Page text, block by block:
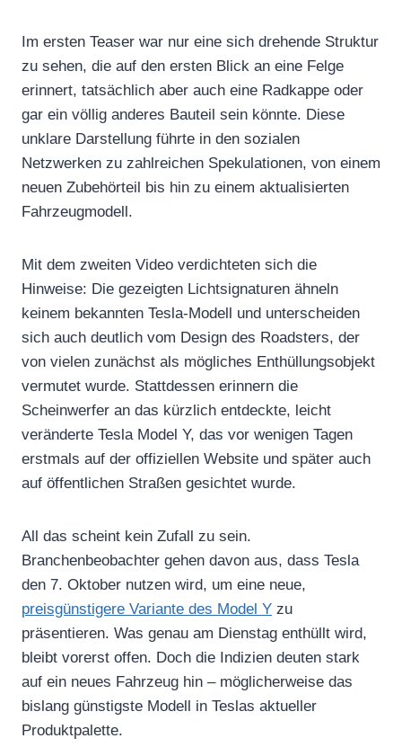
Im ersten Teaser war nur eine sich drehende Struktur
zu sehen, die auf den ersten Blick an eine Felge
erinnert, tatsächlich aber auch eine Radkappe oder
gar ein völlig anderes Bauteil sein könnte. Diese
unklare Darstellung führte in den sozialen
Netzwerken zu zahlreichen Spekulationen, von einem
neuen Zubehörteil bis hin zu einem aktualisierten
Fahrzeugmodell.
Mit dem zweiten Video verdichteten sich die
Hinweise: Die gezeigten Lichtsignaturen ähneln
keinem bekannten Tesla-Modell und unterscheiden
sich auch deutlich vom Design des Roadsters, der
von vielen zunächst als mögliches Enthüllungsobjekt
vermutet wurde. Stattdessen erinnern die
Scheinwerfer an das kürzlich entdeckte, leicht
veränderte Tesla Model Y, das vor wenigen Tagen
erstmals auf der offiziellen Website und später auch
auf öffentlichen Straßen gesichtet wurde.
All das scheint kein Zufall zu sein.
Branchenbeobachter gehen davon aus, dass Tesla
den 7. Oktober nutzen wird, um eine neue,
preisgünstigere Variante des Model Y zu
präsentieren. Was genau am Dienstag enthüllt wird,
bleibt vorerst offen. Doch die Indizien deuten stark
auf ein neues Fahrzeug hin – möglicherweise das
bislang günstigste Modell in Teslas aktueller
Produktpalette.